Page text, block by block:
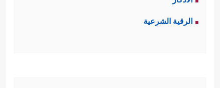
ممَّن لم تبلغهم الدعوة، أو بلَغَتهم بصورة
ناقصة ومشوَّهة وغير مقنعة لا يمكن
الرقية الشرعية